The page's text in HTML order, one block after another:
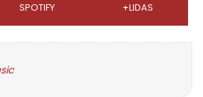
SPOTIFY +LIDAS